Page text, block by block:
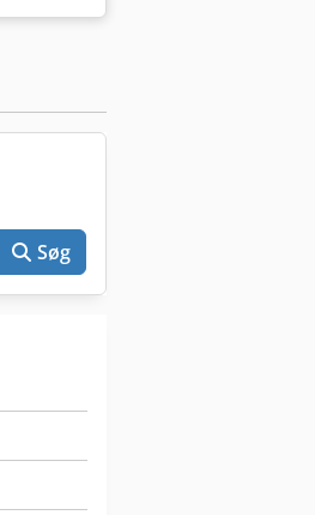
Søg